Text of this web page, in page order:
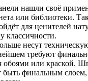
нашли своё
или библиотеки.
для ценителей
классичности.
несут
требуют
обоями или краской.
быть финальным слоем,